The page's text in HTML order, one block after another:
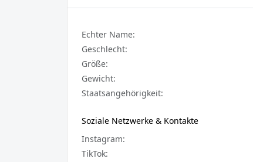
Echter Name:
Geschlecht:
Größe:
Gewicht:
Staatsangehörigkeit:
Soziale Netzwerke & Kontakte
Instagram:
TikTok: